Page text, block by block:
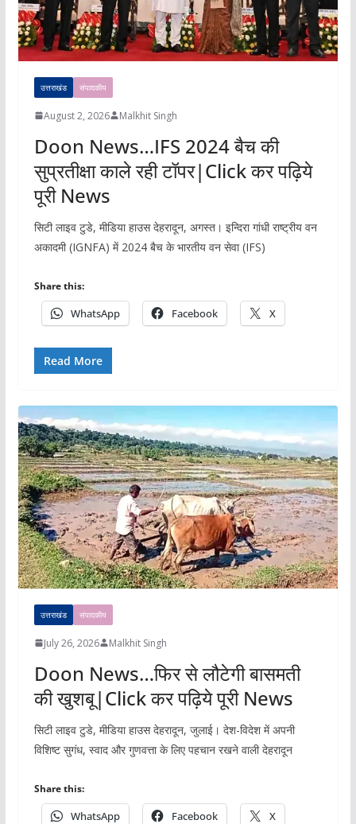
उत्तराखंड संपादकीय
August 2, 2026 Malkhit Singh
Doon News…IFS 2024 बैच की
सुप्रतीक्षा काले रही टॉपर|Click कर पढ़िये
पूरी News
सिटी लाइव टुडे, मीडिया हाउस देहरादून, अगस्त। इन्दिरा गांधी राष्ट्रीय वन
अकादमी (IGNFA) में 2024 बैच के भारतीय वन सेवा (IFS)
Share this:
WhatsApp Facebook X
Read More
उत्तराखंड संपादकीय
July 26, 2026 Malkhit Singh
Doon News…फिर से लौटेगी बासमती
की खुशबू|Click कर पढ़िये पूरी News
सिटी लाइव टुडे, मीडिया हाउस देहरादून, जुलाई। देश-विदेश में अपनी
विशिष्ट सुगंध, स्वाद और गुणवत्ता के लिए पहचान रखने वाली देहरादून
Share this:
WhatsApp Facebook X